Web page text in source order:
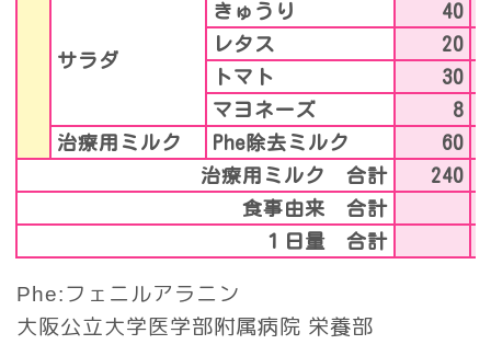
サラダ
きゅうり
40
レタス
20
トマト
30
マヨネーズ
8
治療用ミルク
Phe除去ミルク
60
治療用ミルク 合計
240
食事由来 合計
１日量 合計
Phe:フェニルアラニン
大阪公立大学医学部附属病院 栄養部